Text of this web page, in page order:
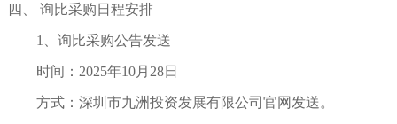
四 询比采购 日程安排
1、 询比采购公告发送
时间： 2025年10月 28日
方式：深圳市九洲投资发展有限公司官网发送。